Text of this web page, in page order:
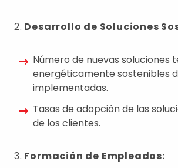
2. Desarrollo de Soluciones
Número de nuevas soluciones
energéticamente sostenibles
implementadas.
Tasas de adopción de las
de los clientes.
3. Formación de Empleados: